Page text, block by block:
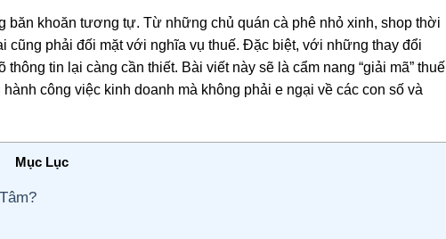
băn khoăn tương tự. Từ những chủ quán cà phê nhỏ xinh, shop thời
cũng phải đối mặt với nghĩa vụ thuế. Đặc biệt, với những thay đổi
tin lại càng cần thiết. Bài viết này sẽ là cẩm nang “giải mã” thuế
công việc kinh doanh mà không phải e ngại về các con số và
Mục Lục